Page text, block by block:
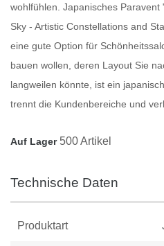
wohlfühlen. Japanisches Paravent
Sky - Artistic Constellations and
eine gute Option für
bauen wollen, deren Layout Sie
langweilen könnte, ist ein
trennt die Kundenbereiche und
Auf Lager 500 Artikel
Technische Daten
Produktart